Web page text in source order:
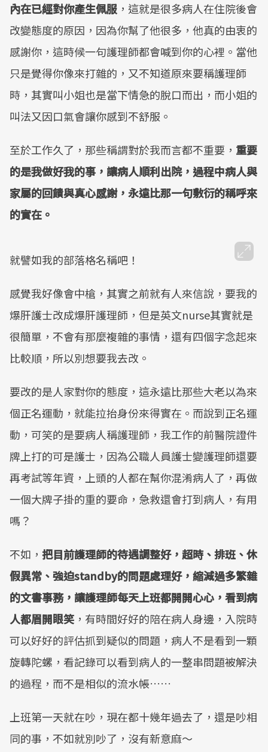
內在已經對你產生佩服 ，這就是很多病人在住院後會
改變態度的原因，因為你幫了他很多，他真的由衷的
感謝你，這時候一句護理師都會喊到你的心裡。當他
只是覺得你像來打雜的，又不知道原來要稱護理師
時，其實叫小姐也是當下情急的脫口而出，而小姐的
叫法又因口氣會讓你感到不舒服。
至於工作久了，那些稱謂對於我而言都不重要， 重要
的是我做好我的事，讓病人順利出院，過程中病人與
家屬的回饋與真心感謝，永遠比那一句敷衍的稱呼來
的實在。
就譬如我的部落格名稱吧！
感覺我好像會中槍，其實之前就有人來信說，要我的
爆肝護士改成爆肝護理師，但是英文nurse其實就是
很簡單，不會有那麼複雜的事情，還有四個字念起來
比較順，所以別想要我去改。
要改的是人家對你的態度，這永遠比那些大老以為來
個正名運動，就能拉抬身份來得實在。而說到正名運
動，可笑的是要病人稱護理師，我工作的前醫院證件
牌上打的可是護士，因為公職人員護士變護理師還要
再考試等年資，上頭的人都在幫你混淆病人了，再做
一個大牌子掛的重的要命，急救還會打到病人，有用
嗎？
不如， 把目前護理師的待遇調整好，超時、排班、休
假異常、強迫standby的問題處理好，縮減過多繁雜
的文書事務，讓護理師每天上班都開開心心，看到病
人都眉開眼笑 ，有時間好好的陪在病人身邊，入院時
可以好好的評估抓到疑似的問題，病人不是看到一顆
旋轉陀螺，看記錄可以看到病人的一整串問題被解決
的過程，而不是相似的流水帳……
上班第一天就在吵，現在都十幾年過去了，還是吵相
同的事，不如就別吵了，沒有新意麻～